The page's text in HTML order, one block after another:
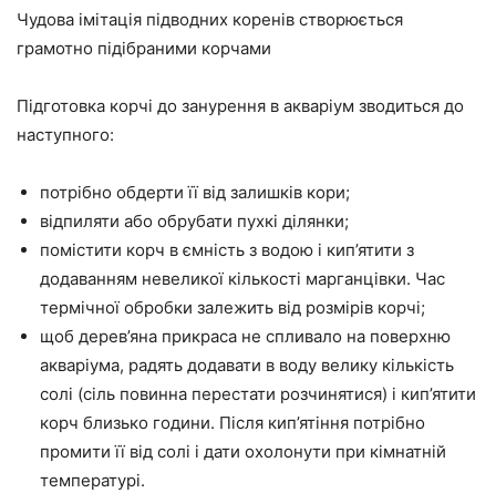
Чудова імітація підводних коренів створюється
грамотно підібраними корчами
Підготовка корчі до занурення в акваріум зводиться до
наступного:
потрібно обдерти її від залишків кори;
відпиляти або обрубати пухкі ділянки;
помістити корч в ємність з водою і кип’ятити з
додаванням невеликої кількості марганцівки. Час
термічної обробки залежить від розмірів корчі;
щоб дерев’яна прикраса не спливало на поверхню
акваріума, радять додавати в воду велику кількість
солі (сіль повинна перестати розчинятися) і кип’ятити
корч близько години. Після кип’ятіння потрібно
промити її від солі і дати охолонути при кімнатній
температурі.